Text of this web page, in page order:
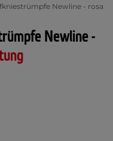
Newline - rosa
Newline -